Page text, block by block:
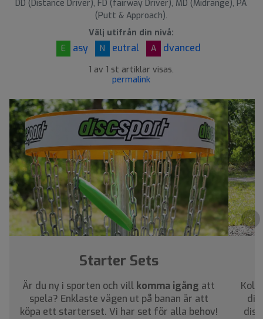
å
DD (Distance Driver), FD (fairway Driver), MD (Midrange), PA
(Putt & Approach).
Välj utifrån din nivå:
E
asy N eutral A dvanced
1 av 1 st artiklar visas.
permalink
›
Starter Sets
Är du ny i sporten och vill komma igång att
spela? Enklaste vägen ut på banan är att
köpa ett starterset. Vi har set för alla behov!